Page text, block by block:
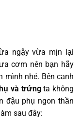
ngậy vừa mịn lại
cơm nên bạn hãy
mình nhé. Bên cạnh
và trứngta không
đậu phụ ngon thần
sau đây: